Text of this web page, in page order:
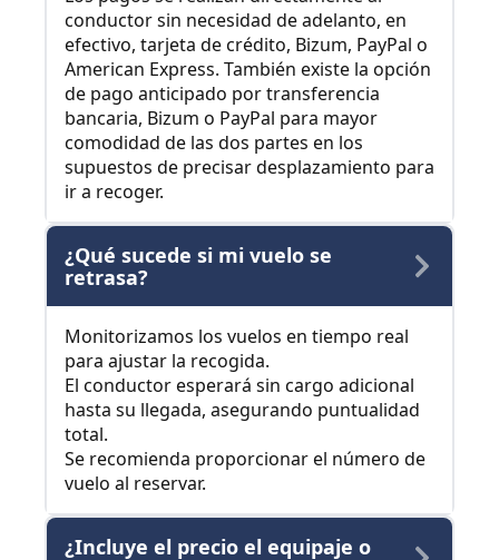
conductor sin necesidad de adelanto, en
efectivo, tarjeta de crédito, Bizum, PayPal o
American Express. También existe la opción
de pago anticipado por transferencia
bancaria, Bizum o PayPal para mayor
comodidad de las dos partes en los
supuestos de precisar desplazamiento para
ir a recoger.
¿Qué sucede si mi vuelo se
retrasa?
Monitorizamos los vuelos en tiempo real
para ajustar la recogida.
El conductor esperará sin cargo adicional
hasta su llegada, asegurando puntualidad
total.
Se recomienda proporcionar el número de
vuelo al reservar.
¿Incluye el precio el equipaje o